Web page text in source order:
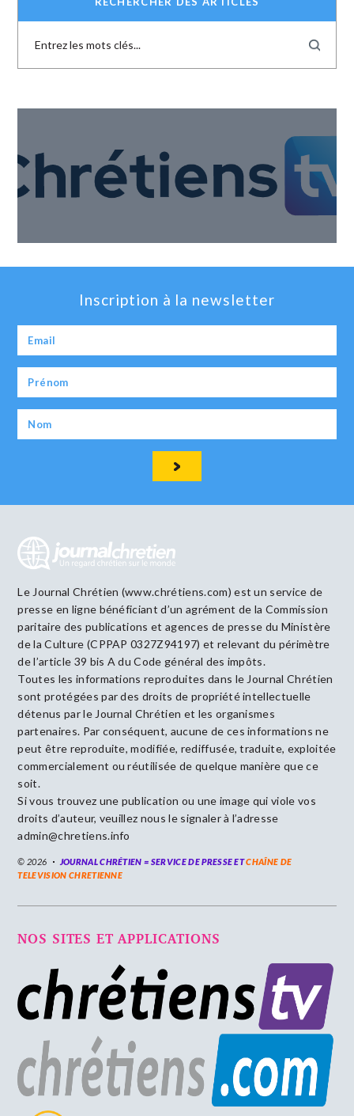
Inscription à la newsletter
Le Journal Chrétien (www.chrétiens.com) est un service de
presse en ligne bénéficiant d’un agrément de la Commission
paritaire des publications et agences de presse du Ministère
de la Culture (CPPAP 0327Z94197) et relevant du périmètre
de l’article 39 bis A du Code général des impôts.
Toutes les informations reproduites dans le Journal Chrétien
sont protégées par des droits de propriété intellectuelle
détenus par le Journal Chrétien et les organismes
partenaires. Par conséquent, aucune de ces informations ne
peut être reproduite, modifiée, rediffusée, traduite, exploitée
commercialement ou réutilisée de quelque manière que ce
soit.
Si vous trouvez une publication ou une image qui viole vos
droits d’auteur, veuillez nous le signaler à l’adresse
admin@chretiens.info
© 2026 JOURNAL CHRÉTIEN = SERVICE DE PRESSE ETCHAÎNE DE
TELEVISION CHRETIENNE
NOS SITES ET APPLICATIONS